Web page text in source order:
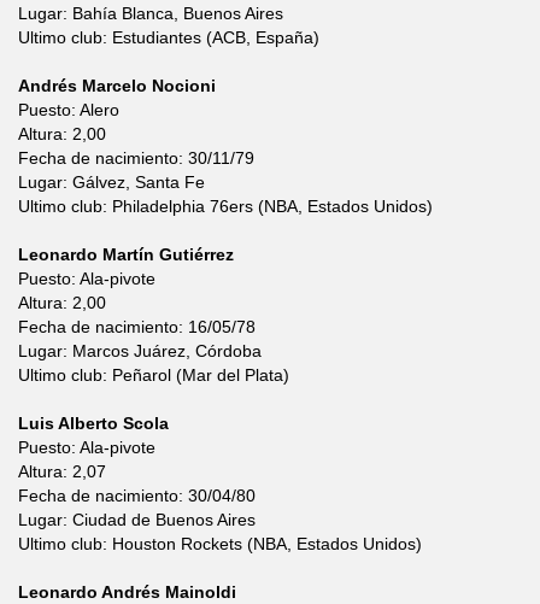
Lugar: Bahía Blanca, Buenos Aires
Ultimo club: Estudiantes (ACB, España)
Andrés Marcelo Nocioni
Puesto: Alero
Altura: 2,00
Fecha de nacimiento: 30/11/79
Lugar: Gálvez, Santa Fe
Ultimo club: Philadelphia 76ers (NBA, Estados Unidos)
Leonardo Martín Gutiérrez
Puesto: Ala-pivote
Altura: 2,00
Fecha de nacimiento: 16/05/78
Lugar: Marcos Juárez, Córdoba
Ultimo club: Peñarol (Mar del Plata)
Luis Alberto Scola
Puesto: Ala-pivote
Altura: 2,07
Fecha de nacimiento: 30/04/80
Lugar: Ciudad de Buenos Aires
Ultimo club: Houston Rockets (NBA, Estados Unidos)
Leonardo Andrés Mainoldi